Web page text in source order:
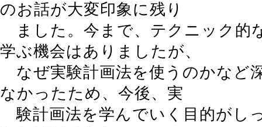
のお話が大変印象に残り
ました。今まで、テクニック的
学ぶ機会はありましたが、
なぜ実験計画法を使うのかなど
なかったため、今後、実
験計画法を学んでいく目的がし